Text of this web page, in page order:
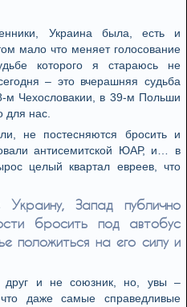
Украина была, есть и
мало что меняет голосование
которого я стараюсь не
– это вчерашняя судьба
м Чехословакии, в 39-м Польши
для нас.
не постесняются бросить и
антисемитской ЮАР, и… в
целый квартал евреев, что
Запад публично
бросить под автобус
положиться на его силу и
друг и не союзник, но, увы –
даже самые справедливые